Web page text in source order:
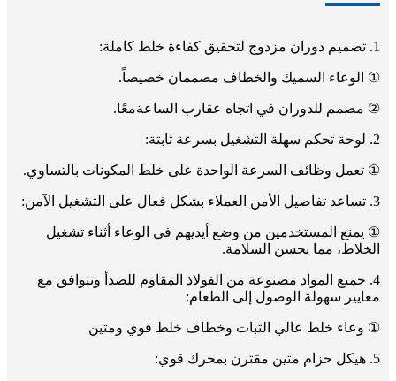
1. تصميم دوران مزدوج لتحقيق كفاءة خلط كاملة:
① الوعاء السميك والخطاف مصممان خصيصاً.
② مصمم للدوران في اتجاه عقارب الساعةمعًا.
2. لوحة تحكم سهلة التشغيل بسرعة ثابتة:
① تعمل وظائف السرعة الواحدة على خلط المكونات بالتساوي.
3. تساعد تفاصيل الأمن العملاء بشكل فعال على التشغيل الآمن:
① يمنع المستخدمين من وضع أيديهم في الوعاء أثناء تشغيل
الخلاط، مما يحسن السلامة.
4. جميع المواد مصنوعة من الفولاذ المقاوم للصدأ وتتوافق مع
معايير سهولة الوصول إلى الطعام:
① وعاء خلط عالي الثبات وخطاف خلط قوي ومتين
5. هيكل حزام متين مقترن بمحرك قوي: